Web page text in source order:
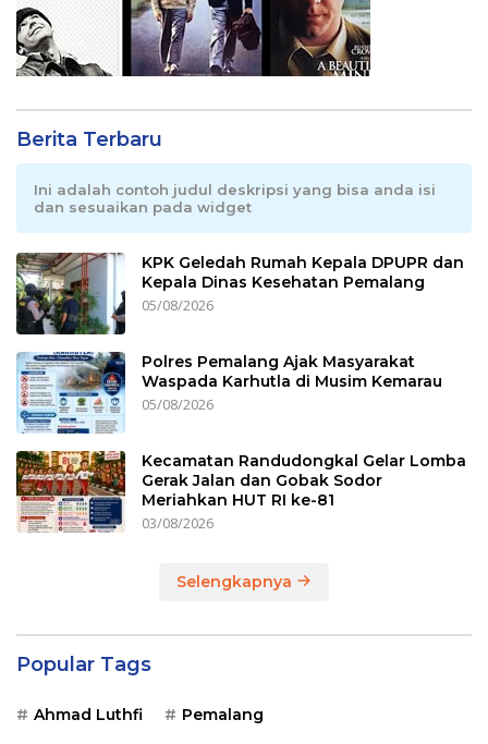
Berita Terbaru
Ini adalah contoh judul deskripsi yang bisa anda isi
dan sesuaikan pada widget
KPK Geledah Rumah Kepala DPUPR dan
Kepala Dinas Kesehatan Pemalang
05/08/2026
Polres Pemalang Ajak Masyarakat
Waspada Karhutla di Musim Kemarau
05/08/2026
Kecamatan Randudongkal Gelar Lomba
Gerak Jalan dan Gobak Sodor
Meriahkan HUT RI ke-81
03/08/2026
Selengkapnya
Popular Tags
Ahmad Luthfi Pemalang